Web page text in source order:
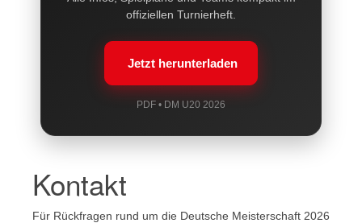
offiziellen Turnierheft.
Jetzt herunterladen
PDF • DM U20 2026
Kontakt
Für Rückfragen rund um die Deutsche Meisterschaft 2026